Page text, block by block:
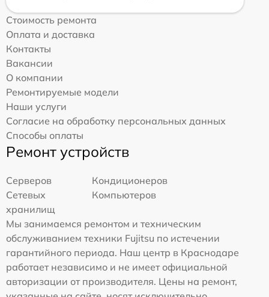
Стоимость ремонта
Оплата и доставка
Контакты
Вакансии
О компании
Ремонтируемые модели
Наши услуги
Согласие на обработку персональных данных
Способы оплаты
Ремонт устройств
Серверов
Кондиционеров
Сетевых
хранилищ
Компьютеров
Мы занимаемся ремонтом и техническим
обслуживанием техники Fujitsu по истечении
гарантийного периода. Наш центр в Краснодаре
работает независимо и не имеет официальной
авторизации от производителя. Цены на ремонт,